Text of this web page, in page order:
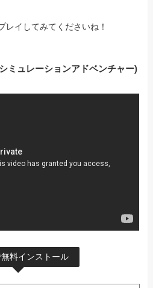
レイしてみてくださいね！
ミュレーションアドベンチャー)
料インストール